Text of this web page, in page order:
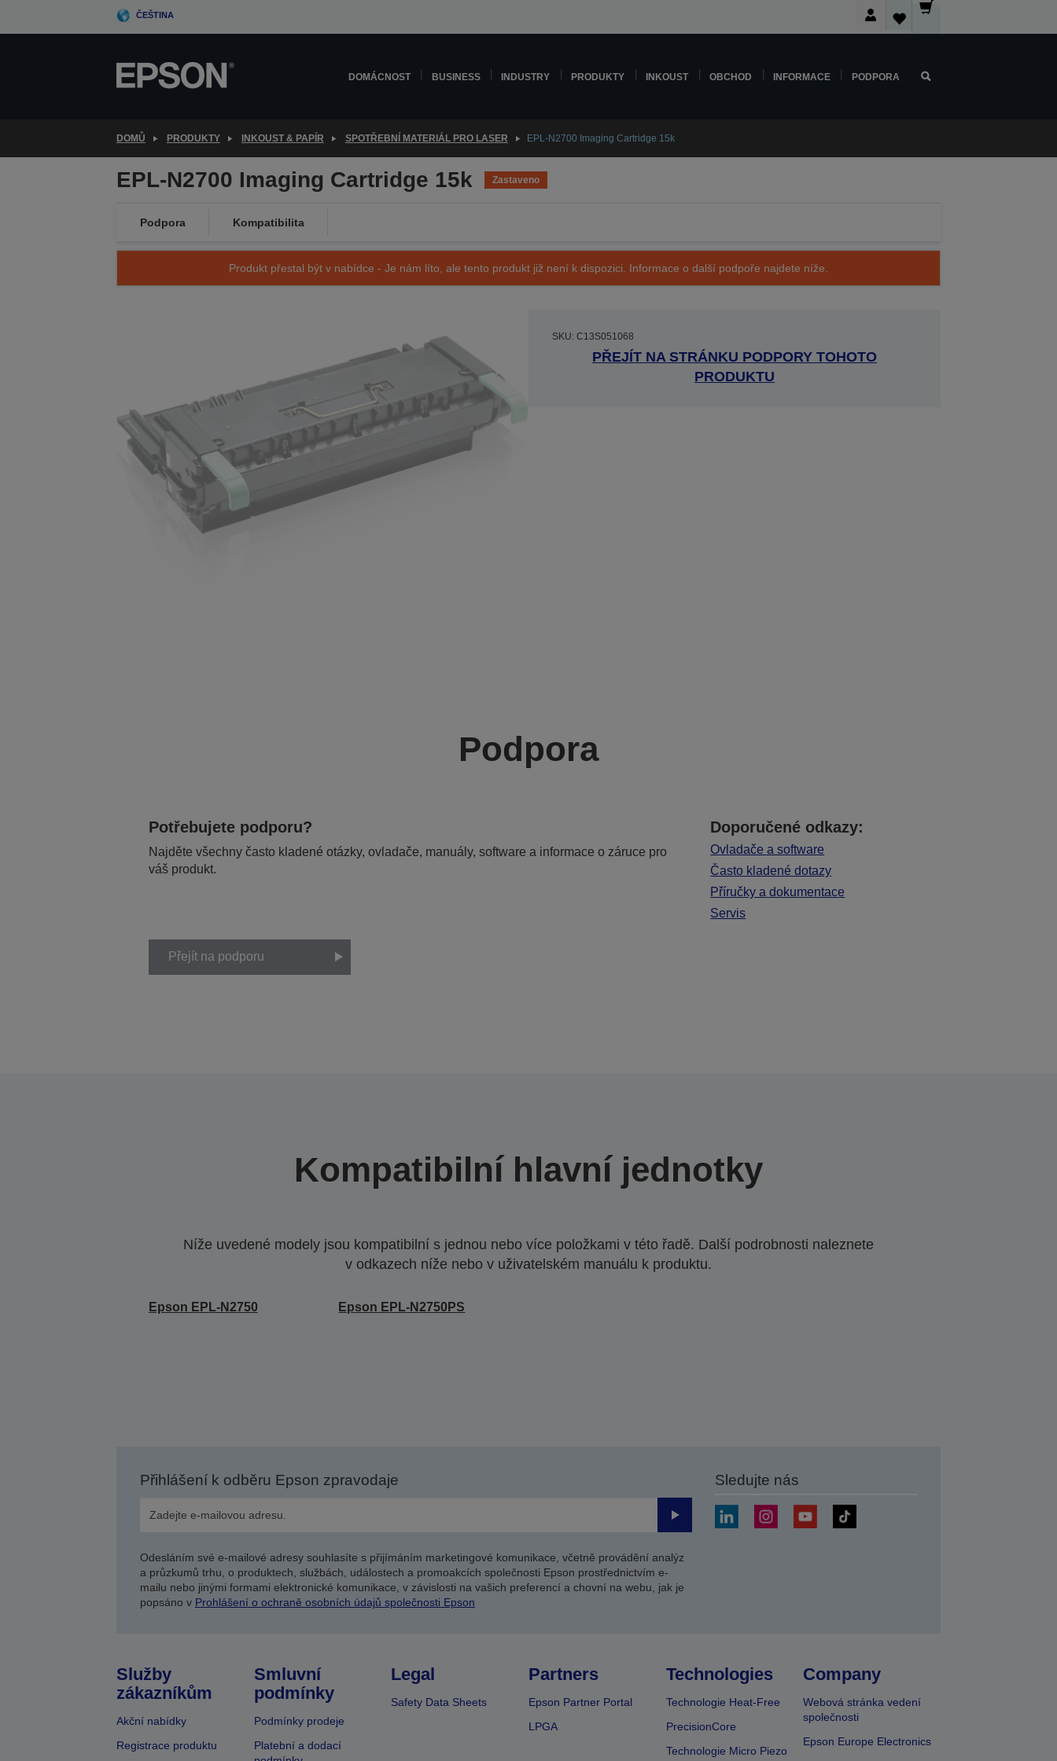
ČEŠTINA
DOMÁCNOST BUSINESS INDUSTRY PRODUKTY INKOUST OBCHOD INFORMACE PODPORA
DOMŮ PRODUKTY INKOUST & PAPÍR SPOTŘEBNÍ MATERIÁL PRO LASER EPL-N2700 Imaging Cartridge 15k
EPL-N2700 Imaging Cartridge 15k Zastaveno
Podpora Kompatibilita
Produkt přestal být v nabídce - Je nám líto, ale tento produkt již není k dispozici. Informace o další podpoře najdete níže.
SKU: C13S051068
PŘEJÍT NA STRÁNKU PODPORY TOHOTO
PRODUKTU
Podpora
Potřebujete podporu?
Najděte všechny často kladené otázky, ovladače, manuály, software a informace o záruce pro
váš produkt.
Doporučené odkazy:
Ovladače a software
Často kladené dotazy
Příručky a dokumentace
Servis
Přejít na podporu
Kompatibilní hlavní jednotky
Níže uvedené modely jsou kompatibilní s jednou nebo více položkami v této řadě. Další podrobnosti naleznete
v odkazech níže nebo v uživatelském manuálu k produktu.
Epson EPL-N2750 Epson EPL-N2750PS
Přihlášení k odběru Epson zpravodaje
Odeslat
Odesláním své e-mailové adresy souhlasíte s přijímáním marketingové komunikace, včetně provádění analýz
a průzkumů trhu, o produktech, službách, událostech a promoakcích společnosti Epson prostřednictvím e-
mailu nebo jinými formami elektronické komunikace, v závislosti na vašich preferencí a chovní na webu, jak je
popsáno v Prohlášení o ochraně osobních údajů společnosti Epson
Sledujte nás
Služby
zákazníkům
Akční nabídky
Registrace produktu
Smluvní
podmínky
Podmínky prodeje
Platební a dodací
Legal
Safety Data Sheets
Partners
Epson Partner Portal
LPGA
Technologies
Technologie Heat-Free
PrecisionCore
Technologie Micro Piezo
Company
Webová stránka vedení
společnosti
Epson Europe Electronics